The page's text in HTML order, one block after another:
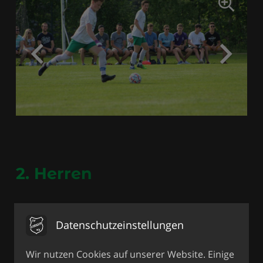
2. Herren
Die Hinrunde der Reserve des SVL war
lange Zeit sehr durchwachsen. Zwar
Datenschutzeinstellungen
Wir nutzen Cookies auf unserer Website. Einige